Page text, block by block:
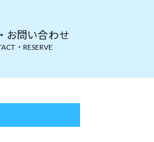
お問い合わせ
・RESERVE